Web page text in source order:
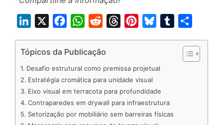
n
e
d
I
n
c
b
o
o
k
W
a
s
A
p
p
d
i
t
a
d
s
e
r
e
s
k
y
a
r
Tópicos da Publicação
Desafio estrutural como premissa projetual
Estratégia cromática para unidade visual
Eixo visual em terracota para profundidade
Contraparedes em drywall para infraestrutura
Setorização por mobiliário sem barreiras físicas